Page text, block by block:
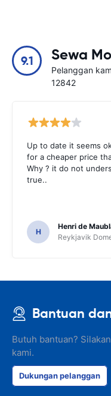
9.1 Sewa
Pelanggan
12842
Up to date it seems
for a cheaper price
Why ? it do not
true..
H
Henri de
Reykjavik
Bantuan
Butuh bantuan?
kami.
Dukungan pelanggan